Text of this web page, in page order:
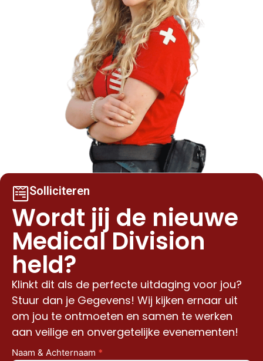
Solliciteren
Wordt jij de nieuwe
Medical Division
held?
Klinkt dit als de perfecte uitdaging voor jou?
Stuur dan je Gegevens! Wij kijken ernaar uit
om jou te ontmoeten en samen te werken
aan veilige en onvergetelijke evenementen!
Sollicitatie
Naam & Achternaam *